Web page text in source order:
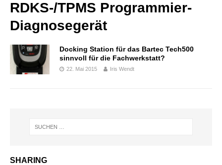
RDKS-/TPMS Programmier-
Diagnosegerät
Docking Station für das Bartec Tech500
sinnvoll für die Fachwerkstatt?
22. Mai 2015 Iris Wendt
SHARING